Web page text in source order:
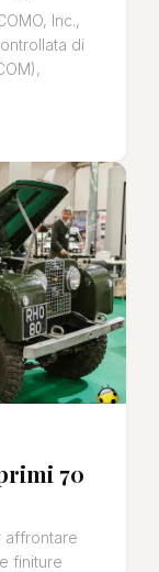
Inc.,
di
70
affrontare
finiture